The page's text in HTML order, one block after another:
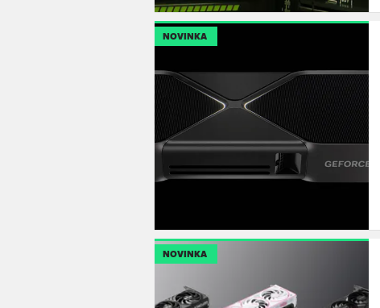
NOVINKA
NOVINKA